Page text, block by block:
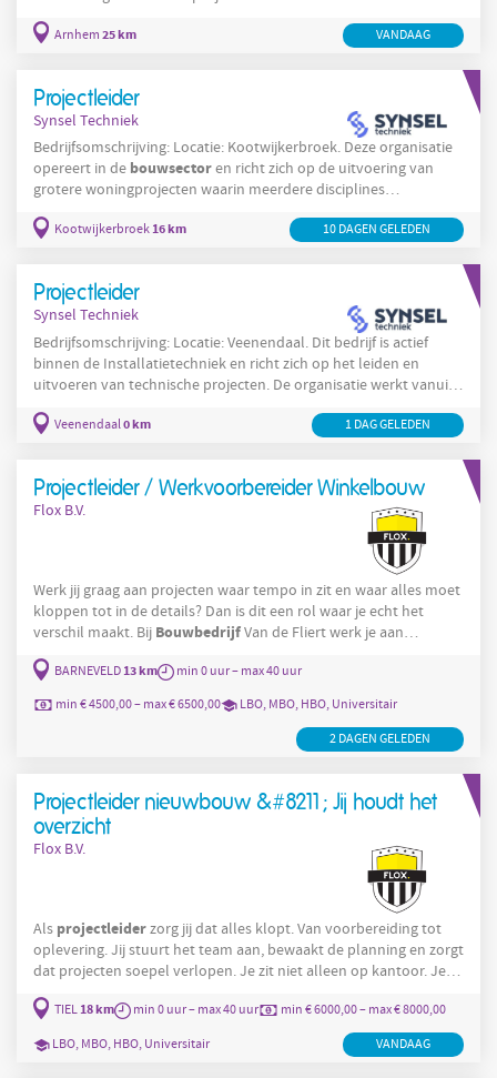
nauwe afstemming met opdrachtgevers en uitvoerende
kostenbeheersing en klanttevredenheid. De
Arnhem 25 km VANDAAG
Projectleider
Synsel Techniek
Bedrijfsomschrijving: Locatie: Kootwijkerbroek. Deze organisatie
opereert in de bouwsectoren richt zich op de uitvoering van
grotere woningprojecten waarin meerdere disciplines
vragen om strakke coördinatie tussen onderaannemers,
praktische en collegiale cultuur waarin medewerkers betrokken
Kootwijkerbroek16 km 10 DAGEN GELEDEN
Projectleider
Synsel Techniek
Bedrijfsomschrijving: Locatie: Veenendaal. Dit bedrijf is actief
binnen de Installatietechniek en richt zich op het leiden en
uitvoeren van technische projecten. De organisatie werkt vanuit
voor diverse opdrachtgevers in de regio. De werkzaamheden
streeft naar een professionele en veilige
Veenendaal0 km 1 DAG GELEDEN
Projectleider / Werkvoorbereider Winkelbouw
Flox B.V.
Werk jij graag aan projecten waar tempo in zit en waar alles moet
kloppen tot in de details? Dan is dit een rol waar je echt het
verschil maakt. Bij BouwbedrijfVan de Fliert werk je aan
winkelbouwprojecten door heel Nederland. Denk aan
supermarkten, restaurants en winkelpanden die binnen strakke
deadlines worden gerealiseerd. Jij zorgt dat alles van
voorbereiding tot oplevering goed geregeld is. Wat je krijgt
/ werkvoorbereider Salaris
BARNEVELD13 km
min 0 uur – max 40 uur
min € 4500,00 – max € 6500,00
LBO, MBO, HBO, Universitair
2 DAGEN GELEDEN
Projectleider nieuwbouw &#8211; Jij houdt het
overzicht
Flox B.V.
Als projectleiderzorg jij dat alles klopt. Van voorbereiding tot
oplevering. Jij stuurt het team aan, bewaakt de planning en zorgt
dat projecten soepel verlopen. Je zit niet alleen op kantoor. Je
bent regelmatig op de bouw te vinden, weet wat er speelt en
grijpt in waar nodig. Zo zorg jij dat het werk goed gebeurt en het
eindresultaat staat. Wat je krijgt als
projectleidernieuwbouw
Salaris tussen €6.000 en €8.000 bruto per maand Auto van de
TIEL18 km min 0 uur – max 40 uur min € 6000,00 – max € 8000,00
LBO, MBO, HBO, Universitair VANDAAG